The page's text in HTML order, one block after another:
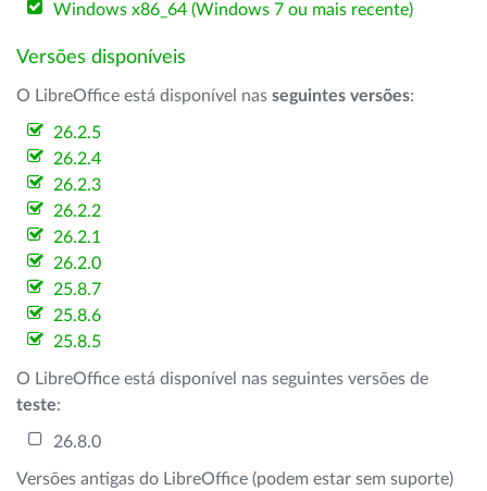
Windows x86_64 (Windows 7 ou mais recente)
Versões disponíveis
O LibreOffice está disponível nas seguintes versões:
26.2.5
26.2.4
26.2.3
26.2.2
26.2.1
26.2.0
25.8.7
25.8.6
25.8.5
O LibreOffice está disponível nas seguintes versões de
teste:
26.8.0
Versões antigas do LibreOffice (podem estar sem suporte)